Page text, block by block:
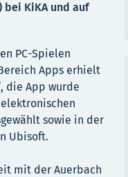
bei KiKA und auf
PC-Spielen
Apps erhielt
die App wurde
sowie in der
Ubisoft.
mit der Auerbach